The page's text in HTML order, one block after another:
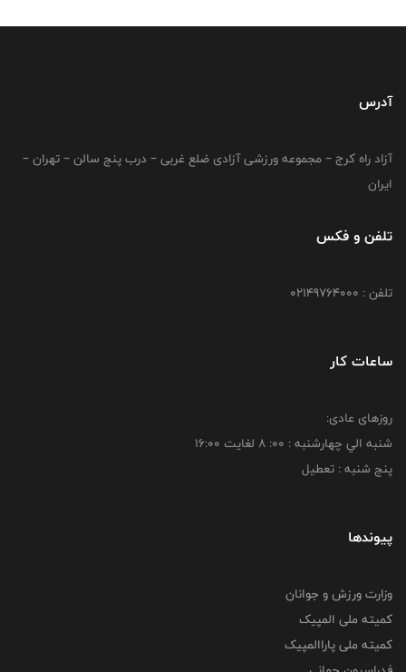
آدرس
آزاد راه کرج – مجموعه ورزشی آزادی ضلع غربی – درب پنج سالن – تهران –
ایران
تلفن و فکس
تلفن : 02149764000
ساعات کار
روزهای عادی:
شنبه الي چهارشنبه : 00: 8 لغايت 16:00
پنج شنبه : تعطیل
پیوندها
وزارت ورزش و جوانان
کمیته ملی المپیک
کمیته ملی پاراالمپیک